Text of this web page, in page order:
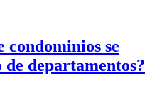
se
departamentos?